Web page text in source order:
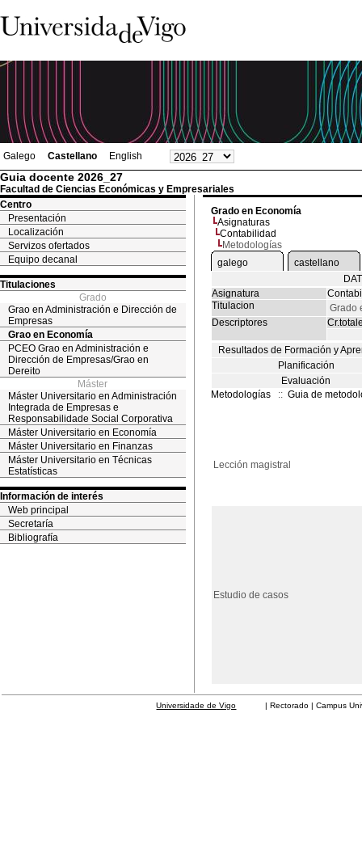
Galego Castellano English
Guia docente 2026_27
Facultad de Ciencias Económicas y Empresariales
Centro
Presentación
Localización
Servizos ofertados
Equipo decanal
Titulaciones
Grado
Grao en Administración e Dirección de
Empresas
Grao en Economía
PCEO Grao en Administración e
Dirección de Empresas/Grao en
Dereito
Máster
Máster Universitario en Administración
Integrada de Empresas e
Responsabilidade Social Corporativa
Máster Universitario en Economía
Máster Universitario en Finanzas
Máster Universitario en Técnicas
Estatísticas
Información de interés
Web principal
Secretaría
Bibliografía
Grado en Economía
Asignaturas
Contabilidad
Metodologías
galego
castellano
Asignatura
Titulacion
Grado
Descriptores
Resultados de Formación y
Planificación
Evaluación
Metodologías
:: Guia de
Lección magistral
Estudio de casos
Universidade de Vigo | Rectorado | Campus